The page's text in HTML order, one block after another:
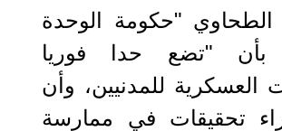
الطحاوي "حكومة الوحدة
بأن "تضع حدا فوريا
العسكرية للمدنيين، وأن
تحقيقات في ممارسة